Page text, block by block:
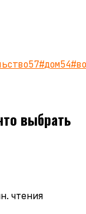
57#дом54#
выбрать
чтения